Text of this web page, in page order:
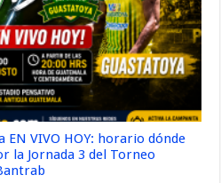
EN VIVO HOY: horario dónde
la Jornada 3 del Torneo